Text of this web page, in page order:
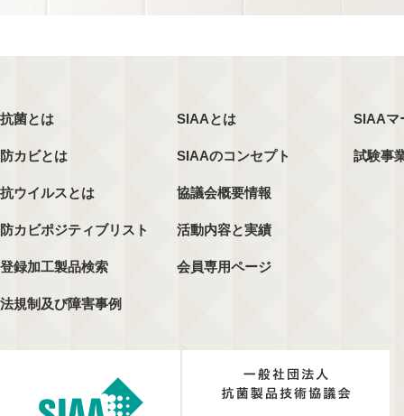
抗菌とは
防カビとは
抗ウイルスとは
防カビポジティブリスト
登録加工製品検索
法規制及び障害事例
SIAAとは
SIAAのコンセプト
協議会概要情報
活動内容と実績
会員専用ページ
SIAAマ
試験事